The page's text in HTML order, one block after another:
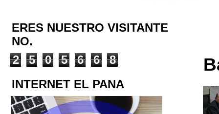
ERES NUESTRO VISITANTE
NO.
2
5 0 5 6 6
8
INTERNET EL PANA